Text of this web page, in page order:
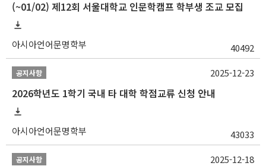
(~01/02) 제12회 서울대학교 인문학캠프 학부생 조교 모집
아시아언어문명학부 40492
공지사항
2026학년도 1학기 국내 타 대학 학점교류 신청 안내
아시아언어문명학부 43033
2025-12-23
공지사항 2025-12-18